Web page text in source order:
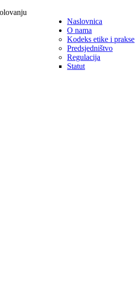
Naslovnica
O nama
Kodeks etike i prakse
Predsjedništvo
Regulacija
Statut